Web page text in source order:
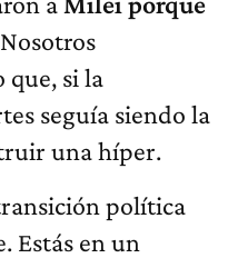
que, si la
seguía siendo la
una híper.
política
Estás en un